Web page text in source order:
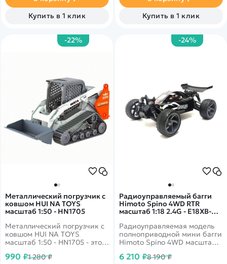
Шестерня из цинкового
сплава, металлический
гусеницы, металлическое
Купить в 1 клик
Скорость - 35 км/ч. Данный
дизайн корпуса представлен
в двух цветах - красном и
Купить в 1 клик
-22%
Металлический погрузчик с
ковшом HUI NA TOYS
масштаб 1:50 - HN1705
Металлический погрузчик с
ковшом HUI NA TOYS
масштаб 1:50 - HN1705 - это
компании Hui Na Toys в
990 ₽1 280 ₽
-24%
Радиоуправляемый багги
Himoto Spino 4WD RTR
масштаб 1:18 2.4G - E18XB-
Радиоуправляемая модель
полноприводной мини багги
Himoto Spino 4WD масштаба
электродвигателем,
6 210 ₽8 190 ₽